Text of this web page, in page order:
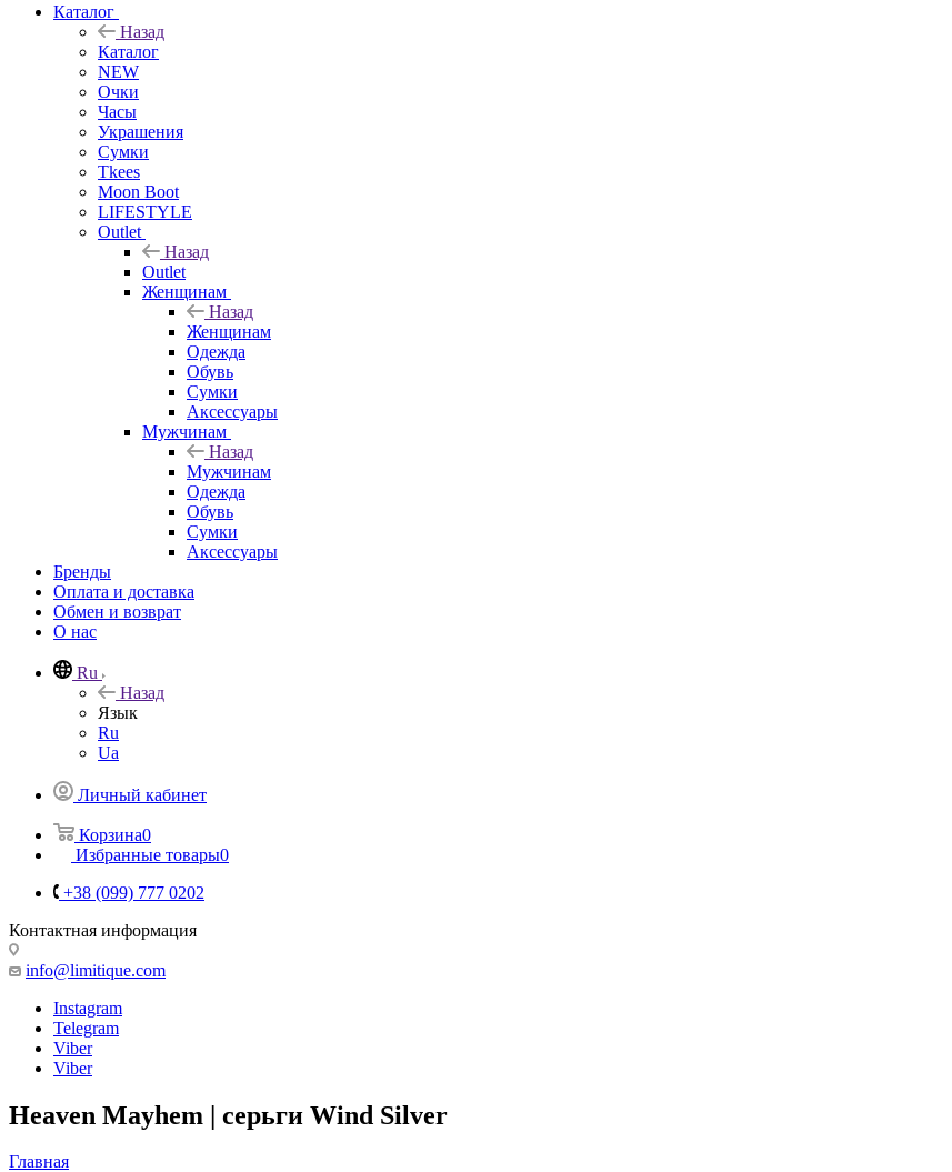
Каталог
Назад
Каталог
NEW
Очки
Часы
Украшения
Сумки
Tkees
Moon Boot
LIFESTYLE
Outlet
Назад
Outlet
Женщинам
Назад
Женщинам
Одежда
Обувь
Сумки
Аксессуары
Мужчинам
Назад
Мужчинам
Одежда
Обувь
Сумки
Аксессуары
Бренды
Оплата и доставка
Обмен и возврат
О нас
Ru
Назад
Язык
Ru
Ua
Личный кабинет
Корзина0
Избранные товары0
+38 (099) 777 0202
Контактная информация
info@limitique.com
Instagram
Telegram
Viber
Viber
Heaven Mayhem | серьги Wind Silver
Главная